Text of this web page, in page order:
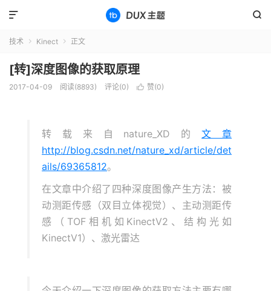


技术  Kinect  正文
[转]深度图像的获取原理
2017-04-09 阅读(8893) 评论(0)  赞(0)
转载来自nature_XD的文章
http://blog.csdn.net/nature_xd/article/det
ails/69365812。
在文章中介绍了四种深度图像产生方法：被
动测距传感（双目立体视觉）、主动测距传
感（TOF相机如KinectV2、结构光如
KinectV1）、激光雷达